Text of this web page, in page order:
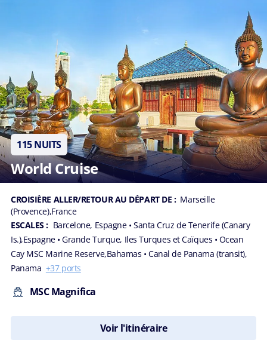
115 NUITS
World Cruise
CROISIÈRE ALLER/RETOUR AU DÉPART DE : Marseille
(Provence),France
ESCALES : Barcelone, Espagne • Santa Cruz de Tenerife (Canary
Is.),Espagne • Grande Turque, Iles Turques et Caïques • Ocean
Cay MSC Marine Reserve,Bahamas • Canal de Panama (transit),
Panama +37 ports
MSC Magnifica
Voir l'itinéraire
Restez
informé sur
l'univers MSC
Cruises.
J'accepte de
recevoir des
communications
marketing, y
compris des
études et des
campagnes de
client, relatives
aux produits et
services de MSC
Cruises SA et
des sociétés de
son groupe.
expérience
avec MSC